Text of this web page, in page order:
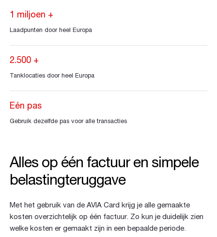
1 miljoen +
Laadpunten door heel Europa
2.500 +
Tanklocaties door heel Europa
Eén pas
Gebruik dezelfde pas voor alle transacties
Alles op één factuur en simpele
belastingteruggave
Met het gebruik van de AVIA Card krijg je alle gemaakte
kosten overzichtelijk op één factuur. Zo kun je duidelijk zien
welke kosten er gemaakt zijn in een bepaalde periode.